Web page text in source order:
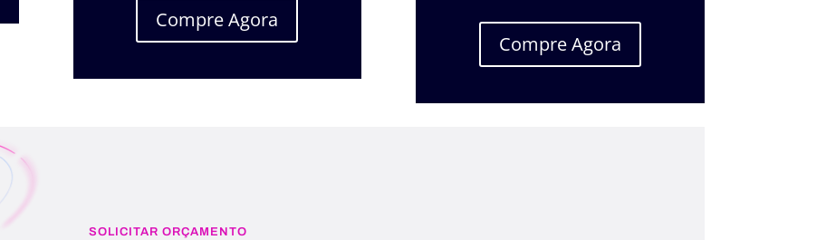
Compre Agora
Compre Agora
SOLICITAR ORÇAMENTO